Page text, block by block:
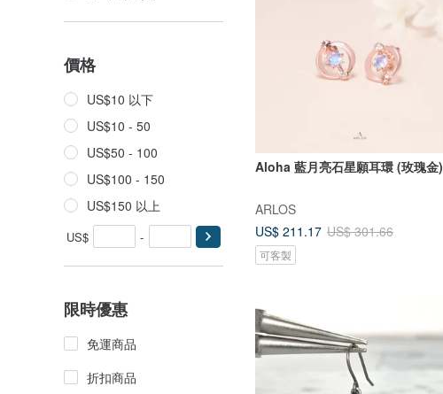
價格
US$10 以下
US$10 - 50
US$50 - 100
US$100 - 150
US$150 以上
US$ -
限時優惠
免運商品
折扣商品
Aloha 藍月亮石星願耳環 (玫瑰金)
ARLOS
US$ 211.17 US$ 301.66
可客製